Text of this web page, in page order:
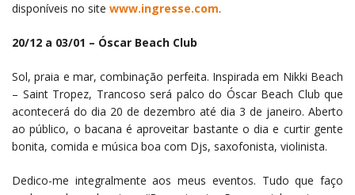
disponíveis no site www.ingresse.com.
20/12 a 03/01 – Óscar Beach Club
Sol, praia e mar, combinação perfeita. Inspirada em Nikki Beach
– Saint Tropez, Trancoso será palco do Óscar Beach Club que
acontecerá do dia 20 de dezembro até dia 3 de janeiro. Aberto
ao público, o bacana é aproveitar bastante o dia e curtir gente
bonita, comida e música boa com Djs, saxofonista, violinista.
Dedico-me integralmente aos meus eventos. Tudo que faço